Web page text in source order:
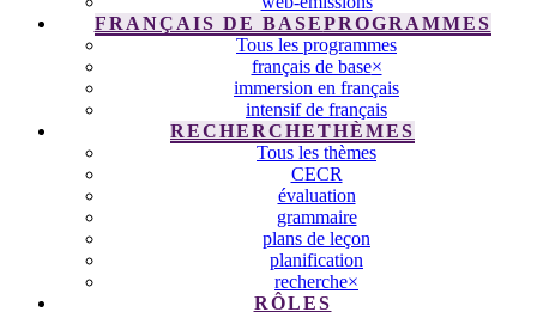
FRANÇAIS DE BASEPROGRAMMES
Tous les programmes
français de base×
immersion en français
intensif de français
RECHERCHETHÈMES
Tous les thèmes
CECR
évaluation
grammaire
plans de leçon
planification
recherche×
RÔLES